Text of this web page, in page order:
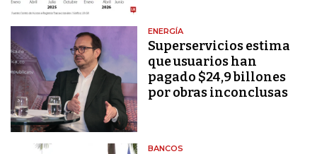
ENERGÍA
Superservicios estima
que usuarios han
pagado $24,9 billones
por obras inconclusas
BANCOS